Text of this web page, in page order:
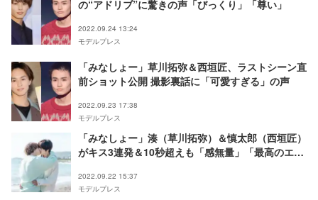
の“アドリブ”に驚きの声「びっくり」「尊い」
2022.09.24 13:24
モデルプレス
「みなしょー」草川拓弥＆西垣匠、ラストシーン直
前ショット公開 撮影裏話に「可愛すぎる」の声
2022.09.23 17:38
モデルプレス
「みなしょー」湊（草川拓弥）＆慎太郎（西垣匠）
がキス3連発＆10秒超えも「感無量」「最高のエン
2022.09.22 15:37
モデルプレス